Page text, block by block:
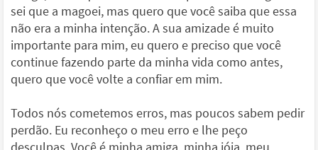
sei que a magoei, mas quero que você saiba que essa
não era a minha intenção. A sua amizade é muito
importante para mim, eu quero e preciso que você
continue fazendo parte da minha vida como antes,
quero que você volte a confiar em mim.
Todos nós cometemos erros, mas poucos sabem pedir
perdão. Eu reconheço o meu erro e lhe peço